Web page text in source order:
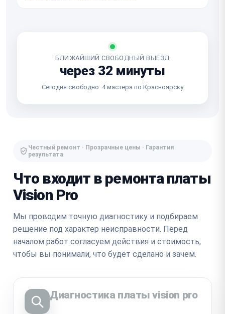
БЛИЖАЙШИЙ СВОБОДНЫЙ ВЫЕЗД
через 32 минуты
Сегодня свободно: 4 мастера по Красноярску
Честный ремонт · Прозрачные цены · Гарантия
результата
Что входит в ремонта платы
Vision Pro
Мы проводим точную диагностику и подбираем
решение под характер неисправности. Перед
началом работ согласуем действия и стоимость,
чтобы вы понимали, что будет сделано и зачем.
Диагностика платы vision pro